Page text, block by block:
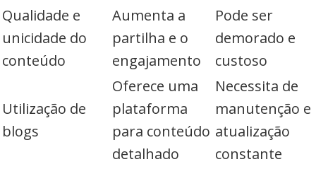
Qualidade e
unicidade do
conteúdo
Aumenta a
partilha e o
engajamento
Pode ser
demorado e
custoso
Utilização de
blogs
Oferece uma
plataforma
para conteúdo
detalhado
Necessita de
manutenção e
atualização
constante